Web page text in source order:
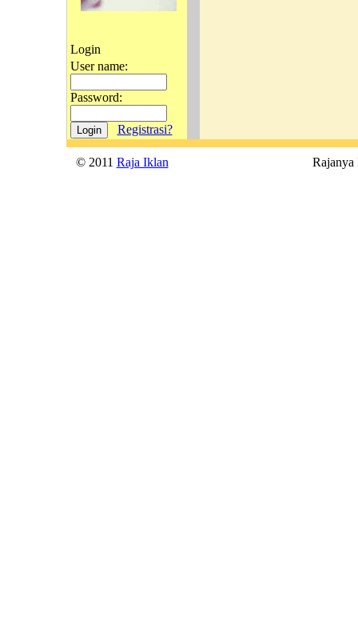
Login
User name:
Password:
Registrasi?
© 2011 Raja Iklan Rajanya